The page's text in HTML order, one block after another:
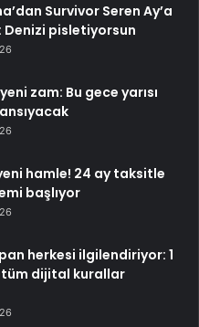
Survivor Seren Ay’a
Denizi pisletiyorsun
zam: Bu gece yarısı
hamle! 24 ay taksitle
başlıyor
herkesi ilgilendiriyor: 1
tüm dijital kurallar